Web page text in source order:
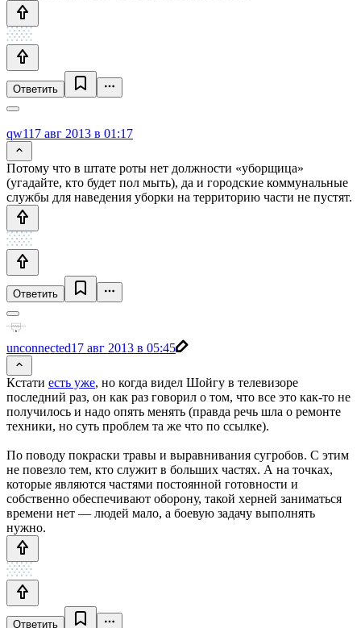
Ответить
qw117 авг 2013 в 01:17
Потому что в штате роты нет должности «уборщица»
(угадайте, кто будет пол мыть), да и городские коммунальные
службы для наведения уборки на территорию части не пустят.
Ответить
unconnected17 авг 2013 в 05:45
Кстати есть уже, но когда видел Шойгу в телевизоре
последний раз, он как раз говорил о том, что все это как-то не
получилось и надо опять менять (правда речь шла о ремонте
техники, но суть проблем та же что по ссылке).
По поводу покраски травы и выравнивания сугробов. С этим
не повезло тем, кто служит в больших частях. А на точках,
которые являются частями постоянной готовности и
собственно обеспечивают оборону, такой херней заниматься
времени нет — людей мало, а боевую задачу выполнять
нужно.
Ответить